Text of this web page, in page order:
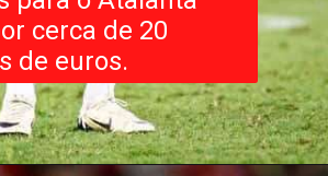
cerca de 20
de euros.